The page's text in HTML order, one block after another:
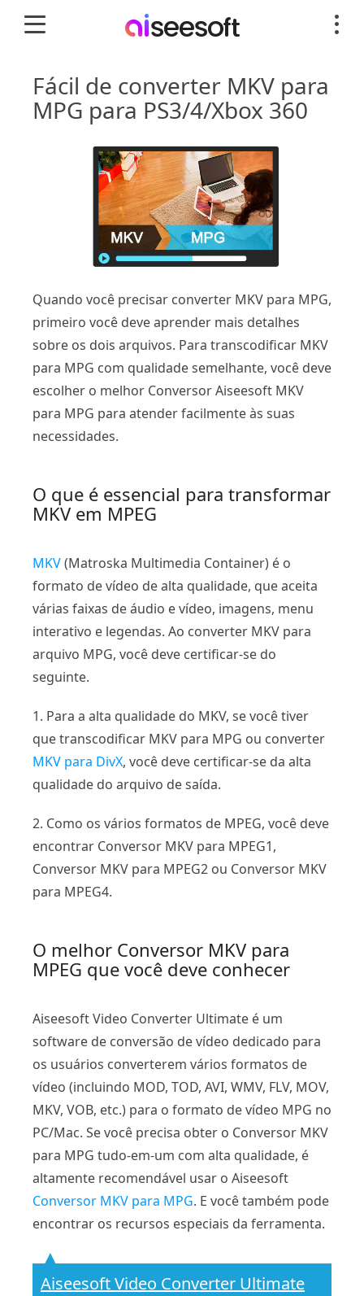
Fácil de converter MKV para
MPG para PS3/4/Xbox 360
Quando você precisar converter MKV para MPG,
primeiro você deve aprender mais detalhes
sobre os dois arquivos. Para transcodificar MKV
para MPG com qualidade semelhante, você deve
escolher o melhor Conversor Aiseesoft MKV
para MPG para atender facilmente às suas
necessidades.
O que é essencial para transformar
MKV em MPEG
MKV(Matroska Multimedia Container) é o
formato de vídeo de alta qualidade, que aceita
várias faixas de áudio e vídeo, imagens, menu
interativo e legendas. Ao converter MKV para
arquivo MPG, você deve certificar-se do
seguinte.
1. Para a alta qualidade do MKV, se você tiver
que transcodificar MKV para MPG ou converter
MKV para DivX, você deve certificar-se da alta
qualidade do arquivo de saída.
2. Como os vários formatos de MPEG, você deve
encontrar Conversor MKV para MPEG1,
Conversor MKV para MPEG2 ou Conversor MKV
para MPEG4.
O melhor Conversor MKV para
MPEG que você deve conhecer
Aiseesoft Video Converter Ultimate é um
software de conversão de vídeo dedicado para
os usuários converterem vários formatos de
vídeo (incluindo MOD, TOD, AVI, WMV, FLV, MOV,
MKV, VOB, etc.) para o formato de vídeo MPG no
PC/Mac. Se você precisa obter o Conversor MKV
para MPG tudo-em-um com alta qualidade, é
altamente recomendável usar o Aiseesoft
Conversor MKV para MPG. E você também pode
encontrar os recursos especiais da ferramenta.
Aiseesoft Video Converter Ultimate